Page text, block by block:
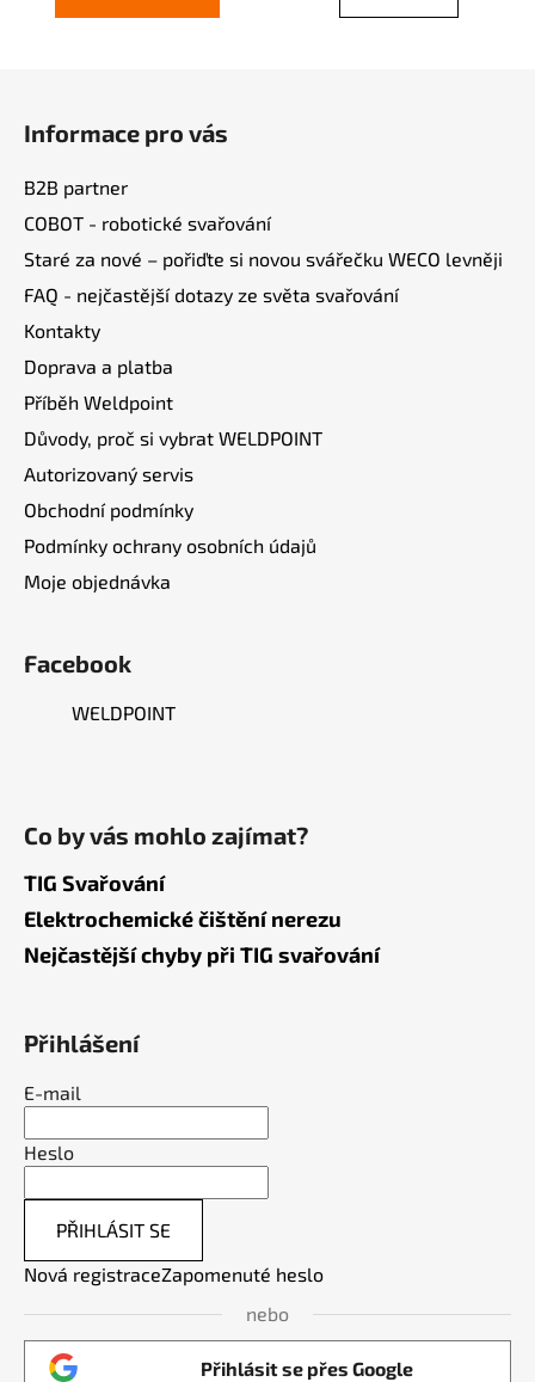
Informace pro vás
B2B partner
COBOT - robotické svařování
Staré za nové – pořiďte si novou svářečku WECO levněji
FAQ - nejčastější dotazy ze světa svařování
Kontakty
Doprava a platba
Příběh Weldpoint
Důvody, proč si vybrat WELDPOINT
Autorizovaný servis
Obchodní podmínky
Podmínky ochrany osobních údajů
Moje objednávka
Facebook
WELDPOINT
Co by vás mohlo zajímat?
TIG Svařování
Elektrochemické čištění nerezu
Nejčastější chyby při TIG svařování
Přihlášení
E-mail
Heslo
PŘIHLÁSIT SE
Nová registraceZapomenuté heslo
nebo
Přihlásit se přes Google